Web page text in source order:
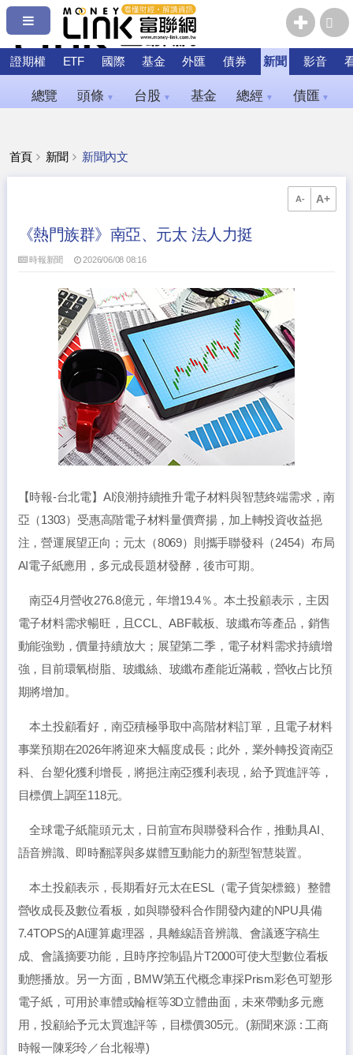
證期權 ETF 國際 基金 外匯 債券 新聞 影音
總覽 頭條 ▼ 台股 ▼ 基金 總經 ▼ 債匯 ▼
首頁 新聞 新聞內文
A- A+
《熱門族群》南亞、元太 法人力挺
時報新聞 2026/06/08 08:16
【時報-台北電】AI浪潮持續推升電子材料與智慧終端需求，南
亞（1303）受惠高階電子材料量價齊揚，加上轉投資收益挹
注，營運展望正向；元太（8069）則攜手聯發科（2454）布局
AI電子紙應用，多元成長題材發酵，後市可期。
南亞4月營收276.8億元，年增19.4％。本土投顧表示，主因
電子材料需求暢旺，且CCL、ABF載板、玻纖布等產品，銷售
動能強勁，價量持續放大；展望第二季，電子材料需求持續增
強，目前環氧樹脂、玻纖絲、玻纖布產能近滿載，營收占比預
期將增加。
本土投顧看好，南亞積極爭取中高階材料訂單，且電子材料
事業預期在2026年將迎來大幅度成長；此外，業外轉投資南亞
科、台塑化獲利增長，將挹注南亞獲利表現，給予買進評等，
目標價上調至118元。
全球電子紙龍頭元太，日前宣布與聯發科合作，推動具AI、
語音辨識、即時翻譯與多媒體互動能力的新型智慧裝置。
本土投顧表示，長期看好元太在ESL（電子貨架標籤）整體
營收成長及數位看板，如與聯發科合作開發內建的NPU具備
7.4TOPS的AI運算處理器，具離線語音辨識、會議逐字稿生
成、會議摘要功能，且時序控制晶片T2000可使大型數位看板
動態播放。另一方面，BMW第五代概念車採Prism彩色可塑形
電子紙，可用於車體或輪框等3D立體曲面，未來帶動多元應
用，投顧給予元太買進評等，目標價305元。(新聞來源 : 工商
時報一陳彩玲／台北報導)